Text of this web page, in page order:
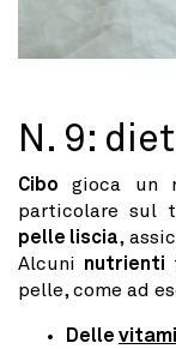
N. 9:
Cibo gioca un
particolare sul
pelle liscia,
Alcuni nutrienti
pelle, come ad
Delle